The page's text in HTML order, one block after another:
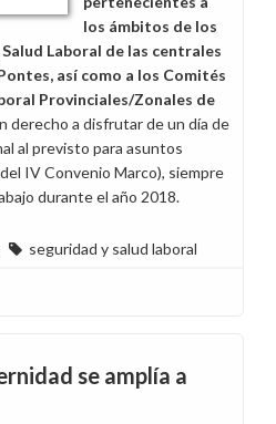
los ámbitos de los
Laboral de las centrales
así como a los Comités
Provinciales/Zonales de
derecho a disfrutar de un día de
al previsto para asuntos
IV Convenio Marco), siempre
durante el año 2018.
seguridad y salud laboral
se amplía a